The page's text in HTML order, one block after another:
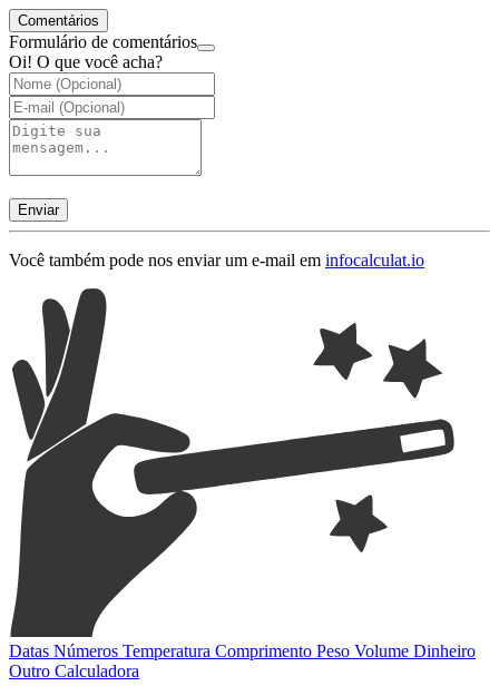
Comentários
Formulário de comentários
Oi! O que você acha?
Enviar
Você também pode nos enviar um e-mail em infocalculat.io
Datas Números Temperatura Comprimento Peso Volume Dinheiro
Outro Calculadora